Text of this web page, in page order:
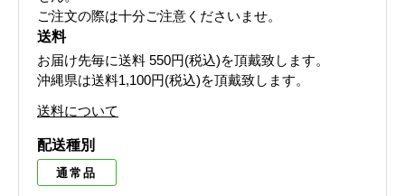
ご注文の際は十分ご注意くださいませ。
送料
お届け先毎に送料 550円(税込)を頂戴致します。
沖縄県は送料1,100円(税込)を頂戴致します。
送料について
配送種別
通常品